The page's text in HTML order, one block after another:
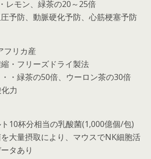
レモン、緑茶の20～25倍
圧予防、動脈硬化予防、心筋梗塞予防
リカ産
・フリーズドライ製法
・・緑茶の50倍、ウーロン茶の30倍
力
ト10杯分相当の乳酸菌(1,000億個/包)
を大量摂取により、マウスでNK細胞活
タあり